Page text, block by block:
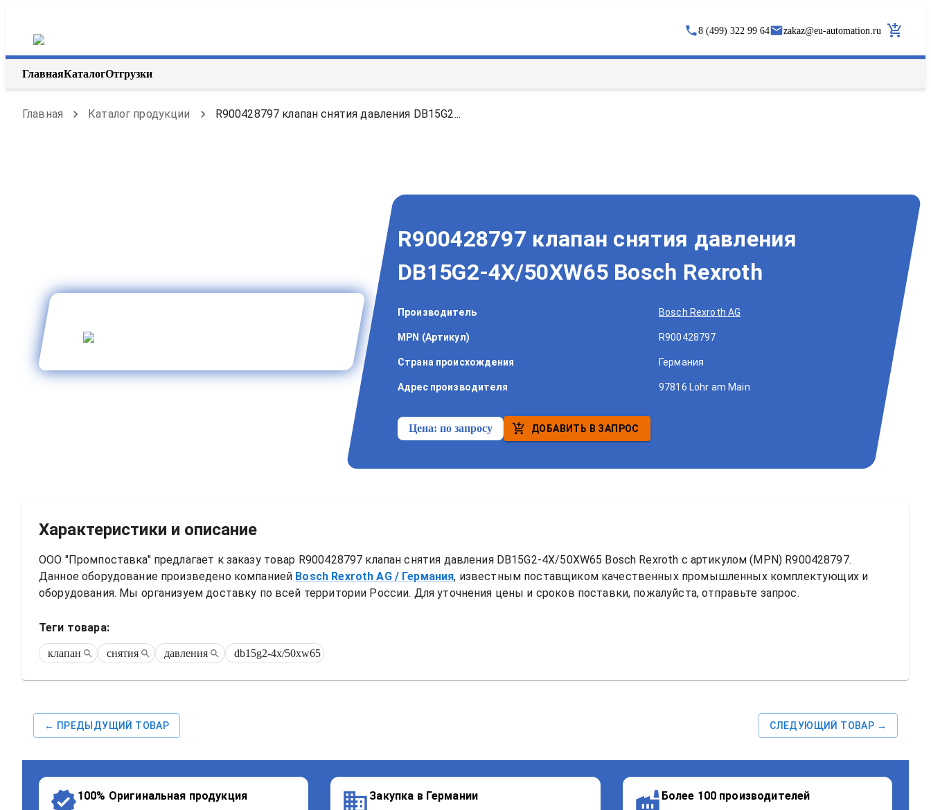
8 (499) 322 99 64 zakaz@eu-automation.ru
ГлавнаяКаталогОтгрузки
Главная Каталог продукции R900428797 клапан снятия давления DB15G2...
R900428797 клапан снятия давления
DB15G2-4X/50XW65 Bosch Rexroth
Производитель Bosch Rexroth AG
MPN (Артикул) R900428797
Страна происхождения Германия
Адрес производителя 97816 Lohr am Main
Цена:по запросу ДОБАВИТЬ В ЗАПРОС
Характеристики и описание
ООО "Промпоставка" предлагает к заказу товар R900428797 клапан снятия давления DB15G2-4X/50XW65 Bosch Rexroth с артикулом (MPN) R900428797.
Данное оборудование произведено компанией Bosch Rexroth AG / Германия, известным поставщиком качественных промышленных комплектующих и
оборудования. Мы организуем доставку по всей территории России. Для уточнения цены и сроков поставки, пожалуйста, отправьте запрос.
Теги товара:
клапан снятия давления db15g2-4x/50xw65
← ПРЕДЫДУЩИЙ ТОВАР СЛЕДУЮЩИЙ ТОВАР →
100% Оригинальная продукция Закупка в Германии Более 100 производителей